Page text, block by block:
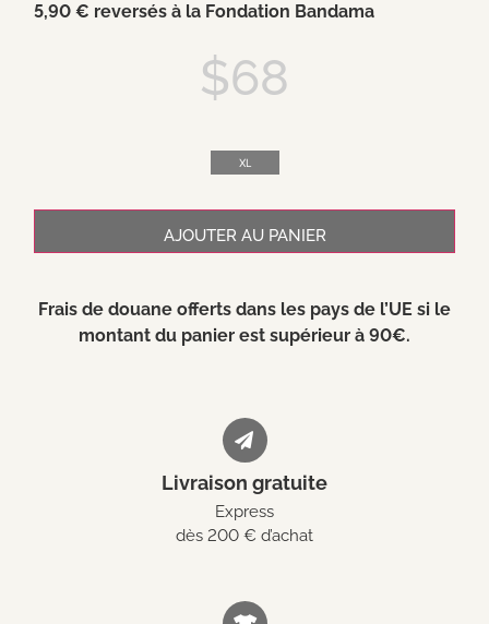
5,90 € reversés à la Fondation Bandama
$68
XL
AJOUTER AU PANIER
Frais de douane offerts dans les pays de l’UE si le
montant du panier est supérieur à 90€.
Livraison gratuite
Express
dès 200 € d’achat